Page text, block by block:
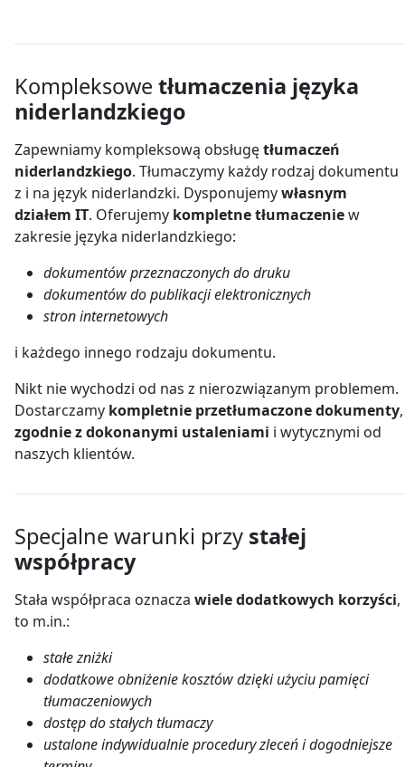
Kompleksowe tłumaczenia języka
niderlandzkiego
Zapewniamy kompleksową obsługętłumaczeń
niderlandzkiego. Tłumaczymy każdy rodzaj dokumentu
z i na język niderlandzki. Dysponujemywłasnym
działem IT. Oferujemy kompletne tłumaczeniew
zakresie języka niderlandzkiego:
dokumentów przeznaczonych do druku
dokumentów do publikacji elektronicznych
stron internetowych
i każdego innego rodzaju dokumentu.
Nikt nie wychodzi od nas z nierozwiązanym problemem.
Dostarczamy kompletnie przetłumaczone dokumenty,
zgodnie z dokonanymi ustaleniami i wytycznymi od
naszych klientów.
Specjalne warunki przy stałej
współpracy
Stała współpraca oznacza wiele dodatkowych korzyści,
to m.in.:
stałe zniżki
dodatkowe obniżenie kosztów dzięki użyciu pamięci
tłumaczeniowych
dostęp do stałych tłumaczy
ustalone indywidualnie procedury zleceń i dogodniejsze